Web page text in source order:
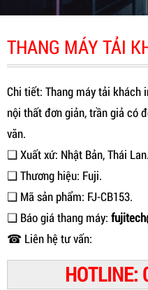
THANG MÁY TẢI
Chi tiết: Thang máy tải khách
nội thất đơn giản, trần giả có
văn.
❑ Xuất xứ: Nhật Bản, Thái Lan.
❑ Thương hiệu: Fuji.
❑ Mã sản phẩm: FJ-CB153.
❑ Báo giá thang máy:
☎ Liên hệ tư vấn: